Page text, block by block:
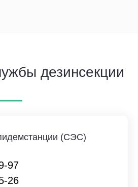
дезинсекции
(СЭС)
97
26